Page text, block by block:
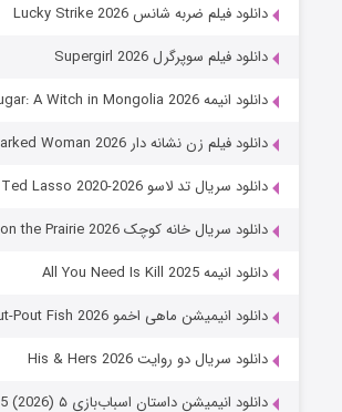
دانلود فیلم ضربه شانس Lucky Strike 2026
دانلود فیلم سوپرگرل Supergirl 2026
دانلود انیمه Jaadugar: A Witch in Mongolia 2026
دانلود فیلم زن نشانه دار The Marked Woman 2026
دانلود سریال تد لاسو Ted Lasso 2020-2026
دانلود سریال خانه کوچک Little House on the Prairie 2026
دانلود انیمه All You Need Is Kill 2025
دانلود انیمیشن ماهی اخمو The Pout-Pout Fish 2026
دانلود سریال دو روایت His & Hers 2026
دانلود انیمیشن داستان اسباب‌بازی ۵ Toy Story 5 (2026)